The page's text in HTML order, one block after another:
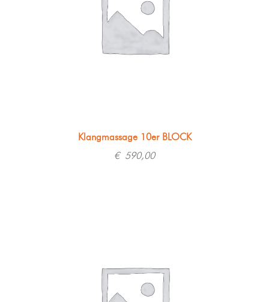
Klangmassage 10er BLOCK
€590,00